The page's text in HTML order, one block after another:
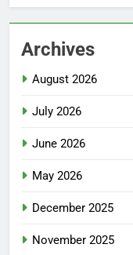
Archives
August 2026
July 2026
June 2026
May 2026
December 2025
November 2025